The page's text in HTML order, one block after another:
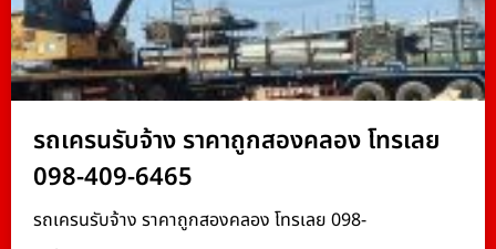
รถเครนรับจ้าง ราคาถูกสองคลอง โทรเลย
098-409-6465
รถเครนรับจ้าง ราคาถูกสองคลอง โทรเลย 098-